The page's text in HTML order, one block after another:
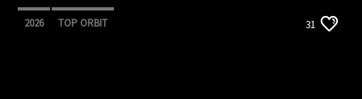
2026 TOP ORBIT 31